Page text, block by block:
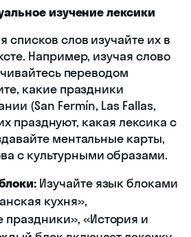
изучение лексики
списков слов изучайте их в
Например, изучая слово
переводом
какие праздники
(San Fermín, Las Fallas,
празднуют, какая лексика с
ментальные карты,
с культурными образами.
Изучайте язык блоками
кухня»,
праздники», «История и